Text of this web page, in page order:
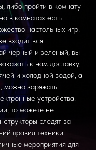
либо пройти в комнату
в комнатах есть
настольных игр.
входит вся
черный и зеленый, вы
к нам доставку.
и холодной водой, а
можно заряжать
устройства.
то можете не
следят за
правил техники
мероприятия для